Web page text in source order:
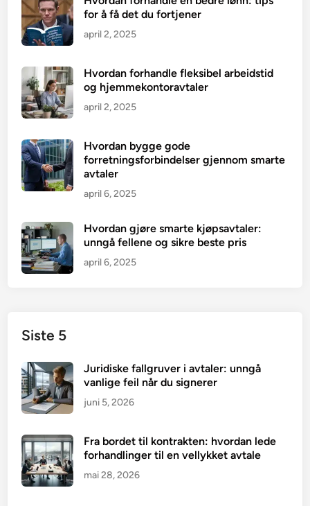
for å få det du fortjener
april 2, 2025
Hvordan forhandle fleksibel arbeidstid
og hjemmekontoravtaler
april 2, 2025
Hvordan bygge gode
forretningsforbindelser gjennom smarte
avtaler
april 6, 2025
Hvordan gjøre smarte kjøpsavtaler:
unngå fellene og sikre beste pris
april 6, 2025
Siste 5
Juridiske fallgruver i avtaler: unngå
vanlige feil når du signerer
juni 5, 2026
Fra bordet til kontrakten: hvordan lede
forhandlinger til en vellykket avtale
mai 28, 2026